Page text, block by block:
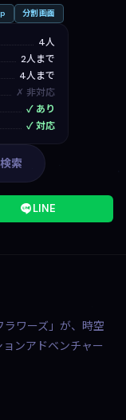
分割画面
4人
2人まで
4人まで
✗ 非対応
✓ あり
✓ 対応
索
LINE
ラワーズ」が、時空
ンアドベンチャー